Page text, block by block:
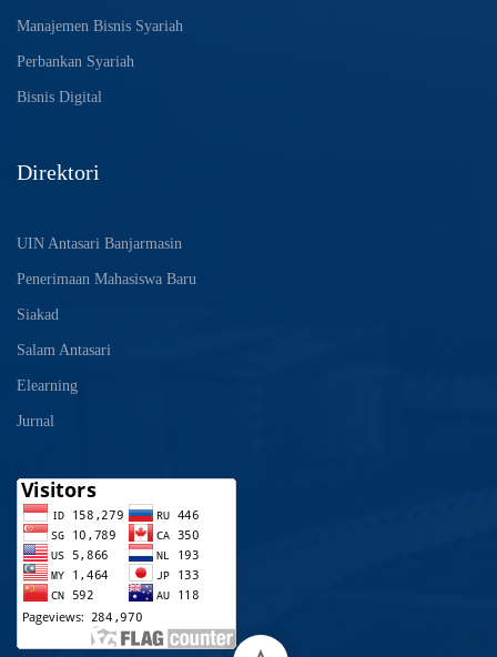
Manajemen Bisnis Syariah
Perbankan Syariah
Bisnis Digital
Direktori
UIN Antasari Banjarmasin
Penerimaan Mahasiswa Baru
Siakad
Salam Antasari
Elearning
Jurnal